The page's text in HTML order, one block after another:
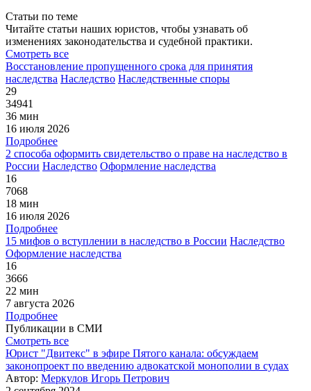
Статьи по теме
Читайте статьи наших юристов, чтобы узнавать об
изменениях законодательства и судебной практики.
Смотреть все
Восстановление пропущенного срока для принятия
наследства Наследство Наследственные споры
29
34941
36 мин
16 июля 2026
Подробнее
2 способа оформить свидетельство о праве на наследство в
России Наследство Оформление наследства
16
7068
18 мин
16 июля 2026
Подробнее
15 мифов о вступлении в наследство в России Наследство
Оформление наследства
16
3666
22 мин
7 августа 2026
Подробнее
Публикации в СМИ
Смотреть все
Юрист "Двитекс" в эфире Пятого канала: обсуждаем
законопроект по введению адвокатской монополии в судах
Автор: Меркулов Игорь Петрович